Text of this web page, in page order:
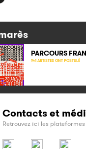
PARCOURS
141 ARTISTES ONT POSTULÉ
Contacts et
Retrouvez ici les